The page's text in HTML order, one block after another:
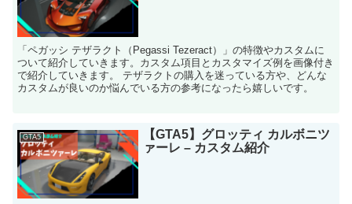
「ペガッシ テザラクト（Pegassi Tezeract）」の特徴やカスタムに
ついて紹介していきます。カスタム項目とカスタマイズ例を画像付き
で紹介していきます。 テザラクトの購入を迷っている方や、どんな
カスタムが良いのか悩んでいる方の参考になったら嬉しいです。
GTA5
【GTA5】グロッティ カルボニツ
ァーレ – カスタム紹介